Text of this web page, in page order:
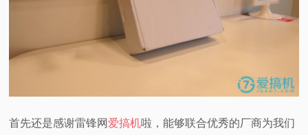
首先还是感谢雷锋网 爱搞机啦，能够联合优秀的厂商为我们